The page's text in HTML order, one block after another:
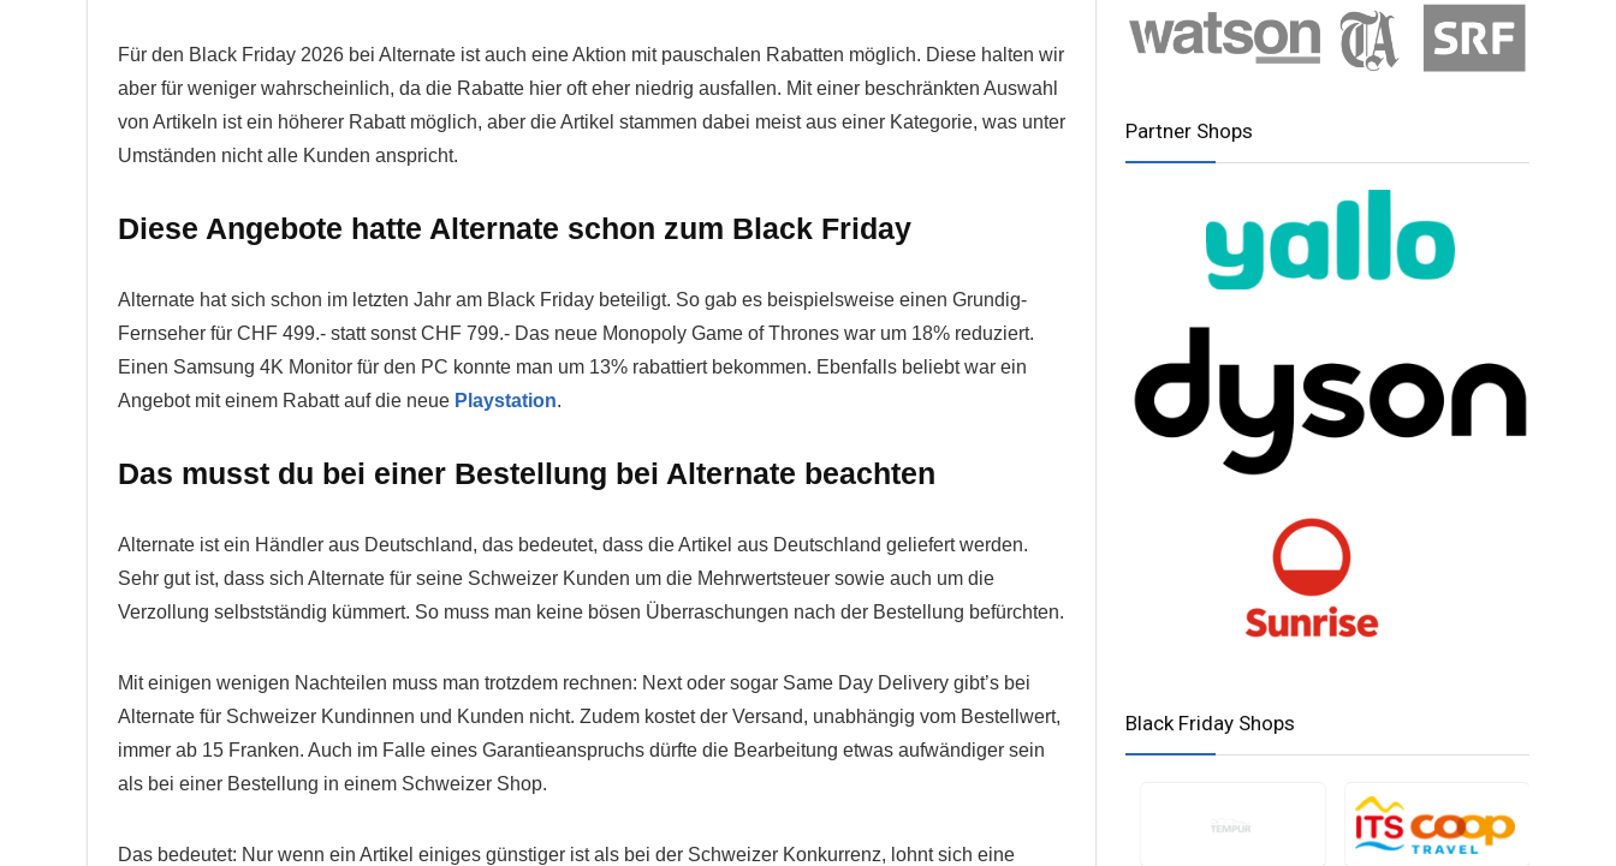
Für den Black Friday 2026 bei Alternate ist auch eine Aktion mit pauschalen Rabatten möglich. Diese halten wir
aber für weniger wahrscheinlich, da die Rabatte hier oft eher niedrig ausfallen. Mit einer beschränkten Auswahl
von Artikeln ist ein höherer Rabatt möglich, aber die Artikel stammen dabei meist aus einer Kategorie, was unter
Umständen nicht alle Kunden anspricht.
Diese Angebote hatte Alternate schon zum Black Friday
Alternate hat sich schon im letzten Jahr am Black Friday beteiligt. So gab es beispielsweise einen Grundig-
Fernseher für CHF 499.- statt sonst CHF 799.- Das neue Monopoly Game of Thrones war um 18% reduziert.
Einen Samsung 4K Monitor für den PC konnte man um 13% rabattiert bekommen. Ebenfalls beliebt war ein
Angebot mit einem Rabatt auf die neue Playstation.
Das musst du bei einer Bestellung bei Alternate beachten
Alternate ist ein Händler aus Deutschland, das bedeutet, dass die Artikel aus Deutschland geliefert werden.
Sehr gut ist, dass sich Alternate für seine Schweizer Kunden um die Mehrwertsteuer sowie auch um die
Verzollung selbstständig kümmert. So muss man keine bösen Überraschungen nach der Bestellung befürchten.
Mit einigen wenigen Nachteilen muss man trotzdem rechnen: Next oder sogar Same Day Delivery gibt’s bei
Alternate für Schweizer Kundinnen und Kunden nicht. Zudem kostet der Versand, unabhängig vom Bestellwert,
immer ab 15 Franken. Auch im Falle eines Garantieanspruchs dürfte die Bearbeitung etwas aufwändiger sein
als bei einer Bestellung in einem Schweizer Shop.
Das bedeutet: Nur wenn ein Artikel einiges günstiger ist als bei der Schweizer Konkurrenz, lohnt sich eine
Partner Shops
Black Friday Shops